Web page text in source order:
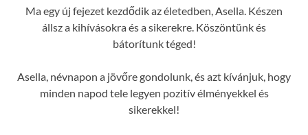
Ma egy új fejezet kezdődik az életedben, Asella. Készen
állsz a kihívásokra és a sikerekre. Köszöntünk és
bátorítunk téged!
Asella, névnapon a jövőre gondolunk, és azt kívánjuk, hogy
minden napod tele legyen pozitív élményekkel és
sikerekkel!